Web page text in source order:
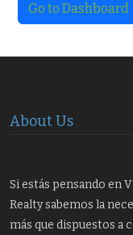
Go to Dashboard
About Us
Si estás pensando en
Realty sabemos la
más que dispuestos